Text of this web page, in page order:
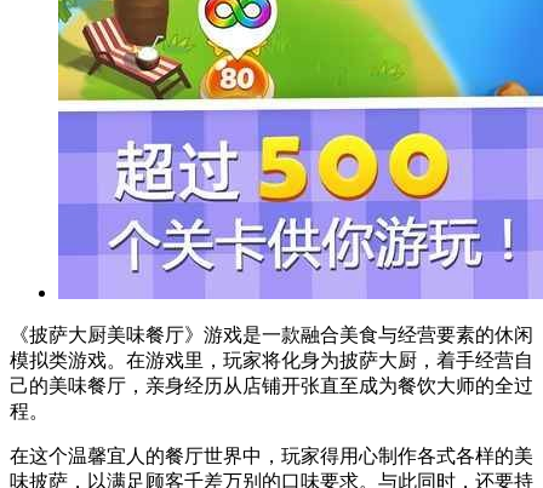
《披萨大厨美味餐厅》游戏是一款融合美食与经营要素的休闲
模拟类游戏。在游戏里，玩家将化身为披萨大厨，着手经营自
己的美味餐厅，亲身经历从店铺开张直至成为餐饮大师的全过
程。
在这个温馨宜人的餐厅世界中，玩家得用心制作各式各样的美
味披萨，以满足顾客千差万别的口味要求。与此同时，还要持